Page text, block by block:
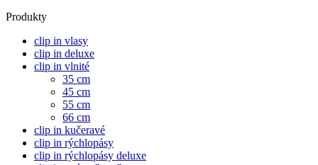
Produkty
clip in vlasy
clip in deluxe
clip in vlnité
35 cm
45 cm
55 cm
66 cm
clip in kučeravé
clip in rýchlopásy
clip in rýchlopásy deluxe